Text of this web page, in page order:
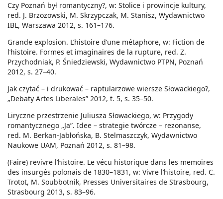
Czy Poznań był romantyczny?, w: Stolice i prowincje kultury,
red. J. Brzozowski, M. Skrzypczak, M. Stanisz, Wydawnictwo
IBL, Warszawa 2012, s. 161–176.
Grande explosion. L’histoire d’une métaphore, w: Fiction de
l’histoire. Formes et imaginaires de la rupture, red. Z.
Przychodniak, P. Śniedziewski, Wydawnictwo PTPN, Poznań
2012, s. 27–40.
Jak czytać – i drukować – raptularzowe wiersze Słowackiego?,
„Debaty Artes Liberales” 2012, t. 5, s. 35–50.
Liryczne przestrzenie Juliusza Słowackiego, w: Przygody
romantycznego „Ja”. Idee – strategie twórcze – rezonanse,
red. M. Berkan-Jabłońska, B. Stelmaszczyk, Wydawnictwo
Naukowe UAM, Poznań 2012, s. 81–98.
(Faire) revivre l’histoire. Le vécu historique dans les memoires
des insurgés polonais de 1830–1831, w: Vivre l’histoire, red. C.
Trotot, M. Soubbotnik, Presses Universitaires de Strasbourg,
Strasbourg 2013, s. 83–96.